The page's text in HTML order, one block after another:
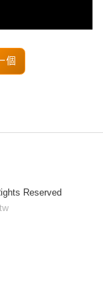
個
Reserved